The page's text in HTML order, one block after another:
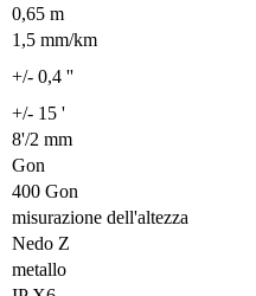
0,65 m
1,5 mm/km
+/- 0,4 ''
+/- 15 '
8'/2 mm
Gon
400 Gon
misurazione dell'altezza
Nedo Z
metallo